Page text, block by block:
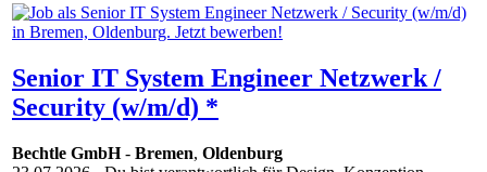
Senior IT System Engineer Netzwerk /
Security (w/m/d) *
Bechtle GmbH- Bremen, Oldenburg